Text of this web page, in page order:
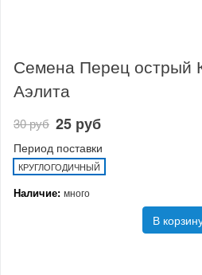
Семена Перец острый
Аэлита
30 руб 25 руб
Период поставки
КРУГЛОГОДИЧНЫЙ
Наличие: много
В